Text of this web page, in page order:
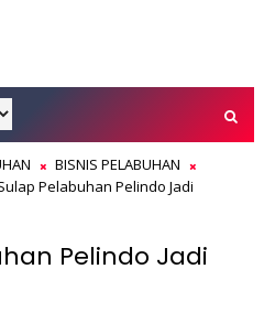
BISNIS PELABUHAN
Pelabuhan Pelindo Jadi
Pelindo Jadi